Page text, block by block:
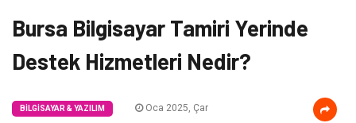
Bursa Bilgisayar Tamiri Yerinde
Destek Hizmetleri Nedir?
BILGISAYAR & YAZILIM Oca 2025, Çar